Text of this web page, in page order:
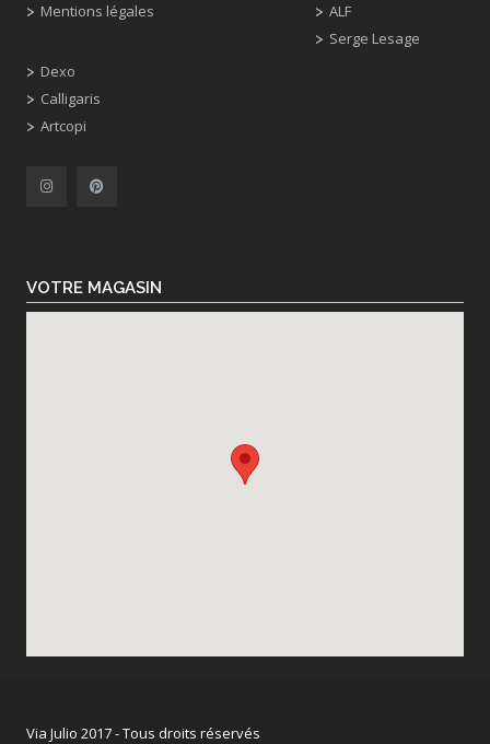
Mentions légales
Dexo
Calligaris
Artcopi
ALF
Serge Lesage
VOTRE MAGASIN
Via Julio 2017 - Tous droits réservés